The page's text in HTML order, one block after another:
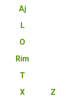
Aj
L
O
Rim
T
X
Z